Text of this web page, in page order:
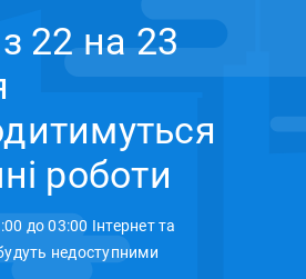
22 на 23
роботи
до 03:00 Інтернет та
недоступними